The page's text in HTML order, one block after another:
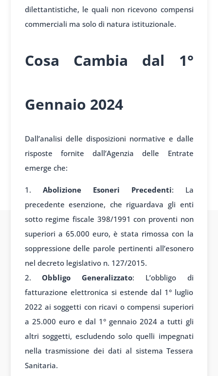
dilettantistiche, le quali non ricevono compensi
commerciali ma solo di natura istituzionale.
Cosa Cambia dal 1°
Gennaio 2024
Dall’analisi delle disposizioni normative e dalle
risposte fornite dall’Agenzia delle Entrate
emerge che:
Abolizione Esoneri Precedenti: La
precedente esenzione, che riguardava gli enti
sotto regime fiscale 398/1991 con proventi non
superiori a 65.000 euro, è stata rimossa con la
soppressione delle parole pertinenti all’esonero
nel decreto legislativo n. 127/2015.
Obbligo Generalizzato: L’obbligo di
fatturazione elettronica si estende dal 1° luglio
2022 ai soggetti con ricavi o compensi superiori
a 25.000 euro e dal 1° gennaio 2024 a tutti gli
altri soggetti, escludendo solo quelli impegnati
nella trasmissione dei dati al sistema Tessera
Sanitaria.